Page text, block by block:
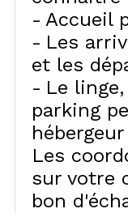
Accueil
Les
et les
Le
parking
Les
sur votre
bon